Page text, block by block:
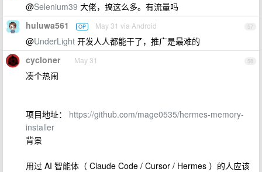
@Selenium39 大佬，搞这么多。有流量吗
57
huluwa561 OP May 31 via Android
@UnderLight 开发人人都能干了，推广是最难的
58
cycloner May 31
凑个热闹
项目地址： https://github.com/mage0535/hermes-memory-
installer
背景
用过 AI 智能体（ Claude Code / Cursor / Hermes ）的人应该